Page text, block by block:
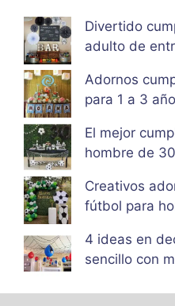
Divertido
adulto de
Adornos
para 1 a 3
El mejor
hombre de
Creativos
fútbol para
4 ideas en
sencillo con